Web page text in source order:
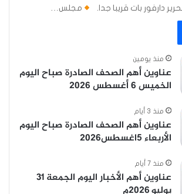
دارفور بات قريبا جدا.
مجلس…
منذ يومين
عناوين أهم الصحف الصادرة صباح اليوم
الخميس 6 أغسطس 2026
منذ 3 أيام
عناوين أهم الصحف الصادرة صباح اليوم
الأربعاء 5اغسطس2026
منذ 7 أيام
عناوين أهم الأخبار اليوم الجمعة ٣١